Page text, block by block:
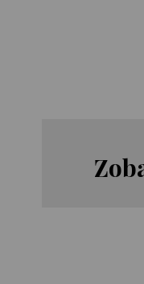
Julia